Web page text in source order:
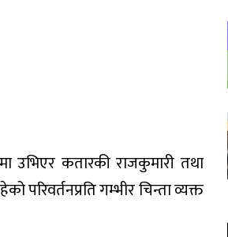
उभिएर कतारकी राजकुमारी तथा
परिवर्तनप्रति गम्भीर चिन्ता व्यक्त